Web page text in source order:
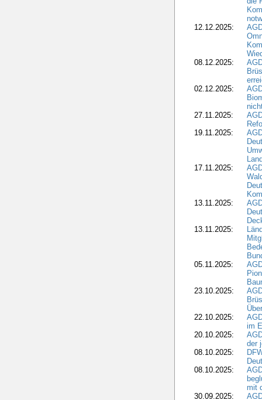
12.12.2025:
08.12.2025:
02.12.2025:
27.11.2025:
19.11.2025:
17.11.2025:
13.11.2025:
13.11.2025:
05.11.2025:
23.10.2025:
22.10.2025:
im
20.10.2025:
der
08.10.2025:
08.10.2025:
mit
30.09.2025: